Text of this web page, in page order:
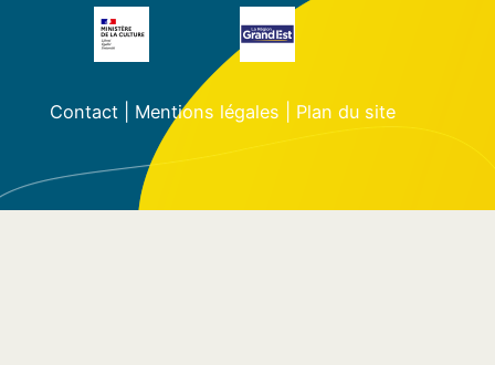
Contact| Mentions légales Plan du site